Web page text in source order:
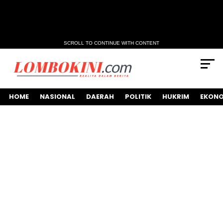
SCROLL TO CONTINUE WITH CONTENT
HOME NASIONAL DAERAH POLITIK HUKRIM